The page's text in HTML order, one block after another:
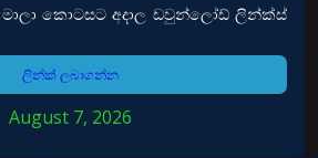
කොටසට අදාල ඩවුන්ලෝඩ් ලින්ක්ස්
ලින්ක් ලබාගන්න
August 7, 2026